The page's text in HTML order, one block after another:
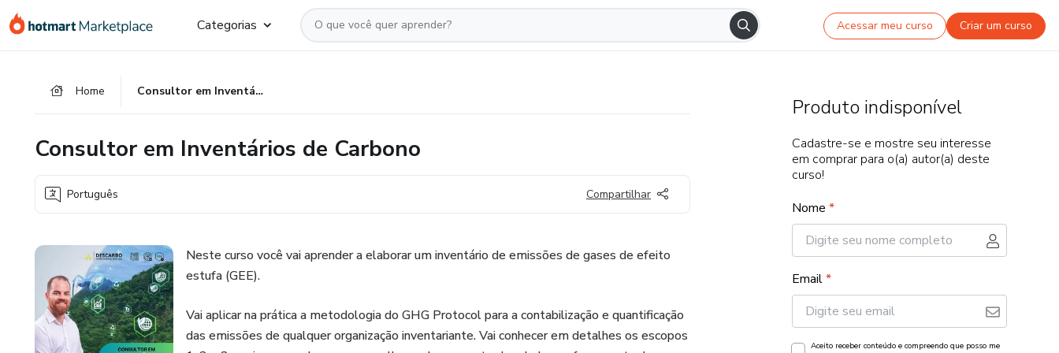
para
para
para
Categorias Acessar meu curso Criar um curso
Home Consultor em Inventários de Carbono
Consultor em Inventários de Carbono
Português Compartilhar
Neste curso você vai aprender a elaborar um inventário de emissões de gases de efeito
estufa (GEE).
Vai aplicar na prática a metodologia do GHG Protocol para a contabilização e quantificação
das emissões de qualquer organização inventariante. Vai conhecer em detalhes os escopos
Produto indisponível
Cadastre-se e mostre seu interesse
em comprar para o(a) autor(a) deste
curso!
Nome *
Email*
Aceito receber conteúdo e compreendo que posso me